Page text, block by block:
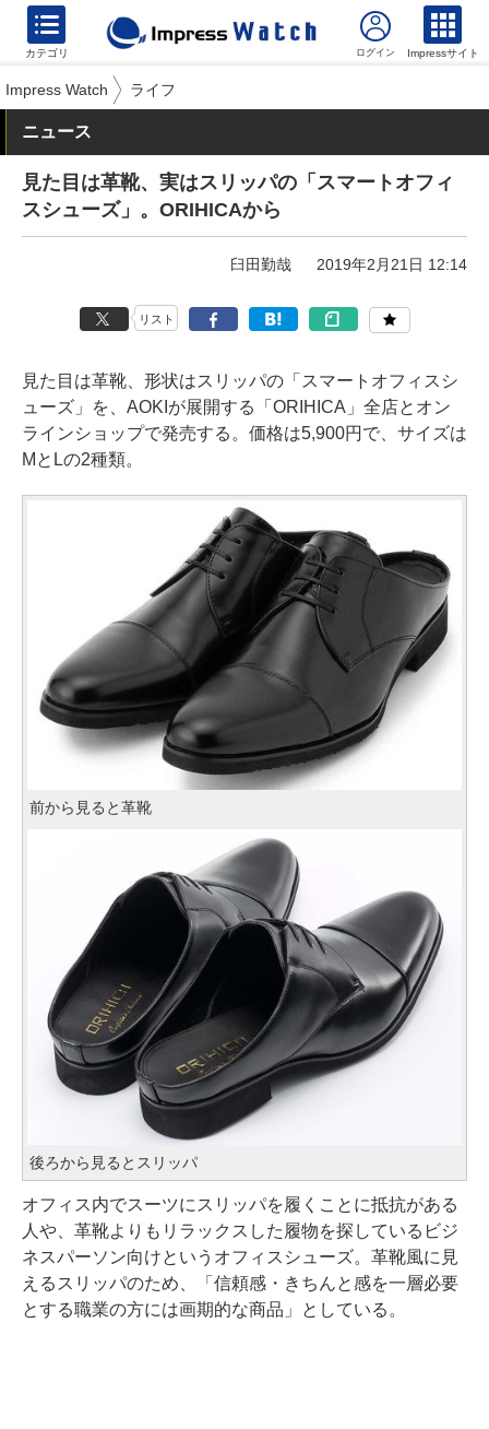
カテゴリ Impressサイト
Impress Watch ライフ
ニュース
見た目は革靴、実はスリッパの「スマートオフィ
スシューズ」。ORIHICAから
臼田勤哉 2019年2月21日 12:14
リスト
見た目は革靴、形状はスリッパの「スマートオフィスシ
ューズ」を、AOKIが展開する「ORIHICA」全店とオン
ラインショップで発売する。価格は5,900円で、サイズは
MとLの2種類。
前から見ると革靴
後ろから見るとスリッパ
オフィス内でスーツにスリッパを履くことに抵抗がある
人や、革靴よりもリラックスした履物を探しているビジ
ネスパーソン向けというオフィスシューズ。革靴風に見
えるスリッパのため、「信頼感・きちんと感を一層必要
とする職業の方には画期的な商品」としている。